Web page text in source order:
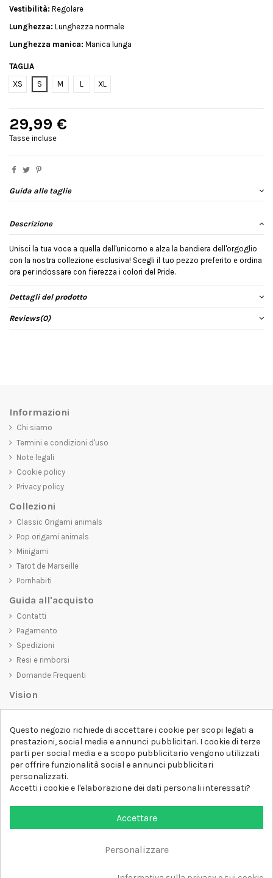
Vestibilità: Regolare
Lunghezza: Lunghezza normale
Lunghezza manica: Manica lunga
TAGLIA
XS
S M L XL
29,99 €
Tasse incluse
Guida alle taglie
Descrizione
Unisci la tua voce a quella dell'unicorno e alza la bandiera dell'orgoglio
con la nostra collezione esclusiva! Scegli il tuo pezzo preferito e ordina
ora per indossare con fierezza i colori del Pride.
Dettagli del prodotto
Reviews(0)
Informazioni
Chi siamo
Termini e condizioni d'uso
Note legali
Cookie policy
Privacy policy
Collezioni
Classic Origami animals
Pop origami animals
Minigami
Tarot de Marseille
Pornhabiti
Guida all'acquisto
Contatti
Pagamento
Spedizioni
Resi e rimborsi
Domande Frequenti
Vision
belli da vedere, ma che trasmettano anche un messaggio importante.
Che siate alla ricerca di una t-shirt unica e di tendenza, di una felpa
comoda e accogliente o di un accessorio esclusivo,D-SHIRTha
qualcosa per tutti.
Follow us
Questo negozio richiede di accettare i cookie per scopi legati a
prestazioni, social media e annunci pubblicitari. I cookie di terze
parti per social media e a scopo pubblicitario vengono utilizzati
per offrire funzionalità social e annunci pubblicitari
personalizzati.
Accetti i cookie e l'elaborazione dei dati personali interessati?
Accettare
Personalizzare